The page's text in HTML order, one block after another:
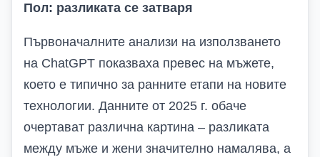
Пол: разликата се затваря
Първоначалните анализи на използването
на ChatGPT показваха превес на мъжете,
което е типично за ранните етапи на новите
технологии. Данните от 2025 г. обаче
очертават различна картина – разликата
между мъже и жени значително намалява, а